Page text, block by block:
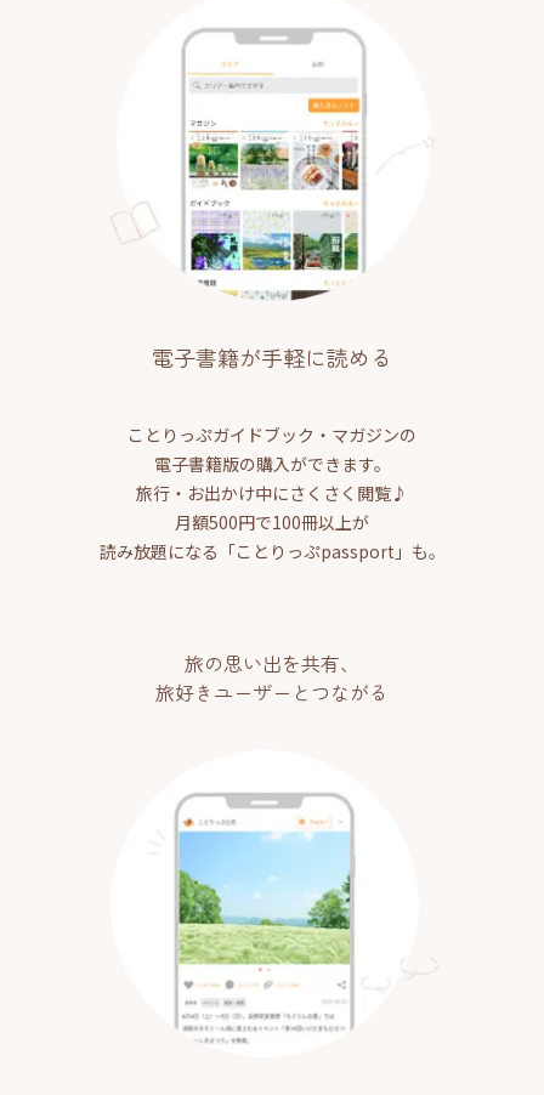
電子書籍が手軽に読める
ことりっぷガイドブック・マガジンの
電子書籍版の購入ができます。
旅行・お出かけ中にさくさく閲覧♪
月額500円で100冊以上が
読み放題になる「ことりっぷpassport」も。
旅の思い出を共有、
旅好きユーザーとつながる